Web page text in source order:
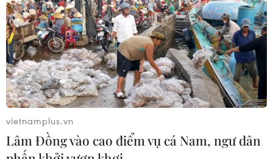
Voi Phục
06/08/2026 09:07
Đồng Nai yêu cầu đẩy nhanh tiến độ
dự án kết nối vùng, sân bay Long
Thành
Cầu Đắk Lung sập sau cú
vietnamplus.vn
Lâm Đồng vào cao điểm vụ cá Nam, ngư dân